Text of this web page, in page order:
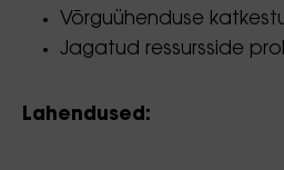
Võrguühenduse
Jagatud ressursside
Lahendused: